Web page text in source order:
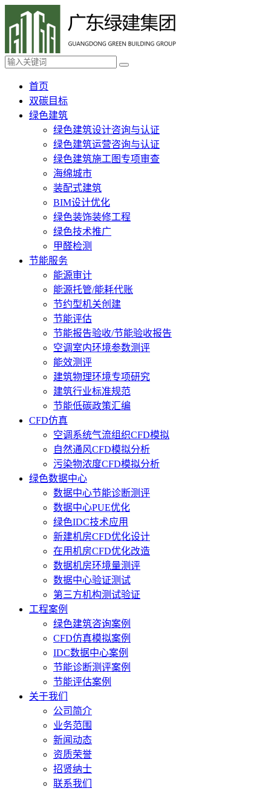
首页
双碳目标
绿色建筑
绿色建筑设计咨询与认证
绿色建筑运营咨询与认证
绿色建筑施工图专项审查
海绵城市
装配式建筑
BIM设计优化
绿色装饰装修工程
绿色技术推广
甲醛检测
节能服务
能源审计
能源托管/能耗代账
节约型机关创建
节能评估
节能报告验收/节能验收报告
空调室内环境参数测评
能效测评
建筑物理环境专项研究
建筑行业标准规范
节能低碳政策汇编
CFD仿真
空调系统气流组织CFD模拟
自然通风CFD模拟分析
污染物浓度CFD模拟分析
绿色数据中心
数据中心节能诊断测评
数据中心PUE优化
绿色IDC技术应用
新建机房CFD优化设计
在用机房CFD优化改造
数据机房环境量测评
数据中心验证测试
第三方机构测试验证
工程案例
绿色建筑咨询案例
CFD仿真模拟案例
IDC数据中心案例
节能诊断测评案例
节能评估案例
关于我们
公司简介
业务范围
新闻动态
资质荣誉
招贤纳士
联系我们